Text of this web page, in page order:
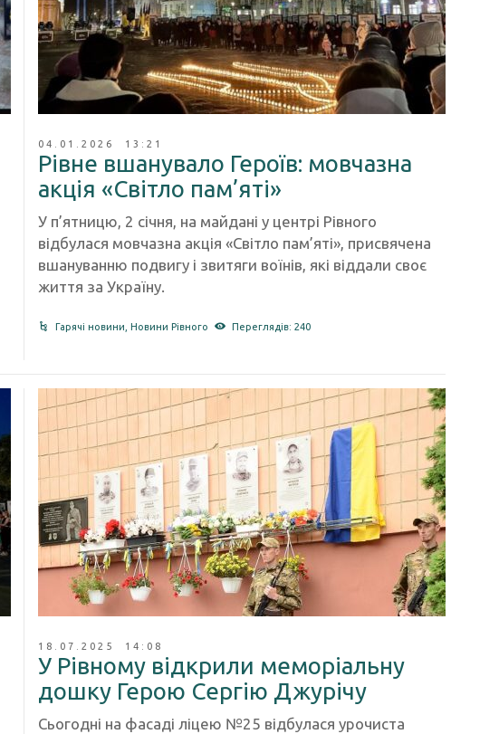
04.01.2026 13:21
Рівне вшанувало Героїв: мовчазна
акція «Світло пам’яті»
У п’ятницю, 2 січня, на майдані у центрі Рівного
відбулася мовчазна акція «Світло пам’яті», присвячена
вшануванню подвигу і звитяги воїнів, які віддали своє
життя за Україну.
Гарячі новини ,Новини Рівного Переглядів: 240
18.07.2025 14:08
У Рівному відкрили меморіальну
дошку Герою Сергію Джурічу
Сьогодні на фасаді ліцею №25 відбулася урочиста